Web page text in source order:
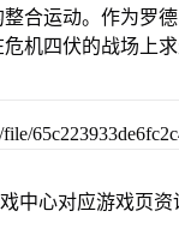
合运动。作为罗
机四伏的战场上求
中心对应游戏页资